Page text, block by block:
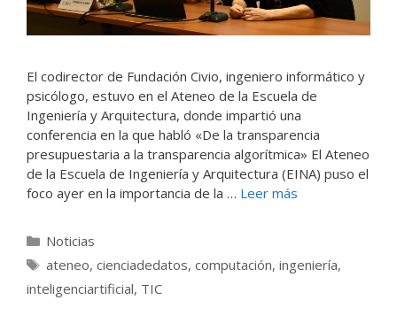
El codirector de Fundación Civio, ingeniero informático y
psicólogo, estuvo en el Ateneo de la Escuela de
Ingeniería y Arquitectura, donde impartió una
conferencia en la que habló «De la transparencia
presupuestaria a la transparencia algorítmica» El Ateneo
de la Escuela de Ingeniería y Arquitectura (EINA) puso el
foco ayer en la importancia de la … Leer más
Categorías
Noticias
Etiquetas
ateneo, cienciadedatos, computación, ingeniería,
inteligenciartificial, TIC